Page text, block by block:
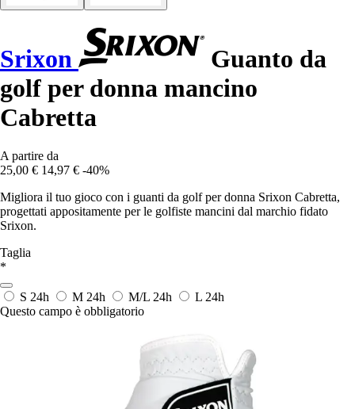
Srixon
Guanto da
golf per donna mancino
Cabretta
A partire da
25,00 € 14,97 € -40%
Migliora il tuo gioco con i guanti da golf per donna Srixon Cabretta,
progettati appositamente per le golfiste mancini dal marchio fidato
Srixon.
Taglia
*
S 24h M 24h M/L 24h L 24h
Questo campo è obbligatorio